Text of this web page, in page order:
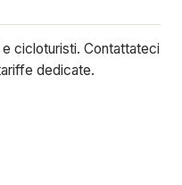
cicloturisti. Contattateci
dedicate.